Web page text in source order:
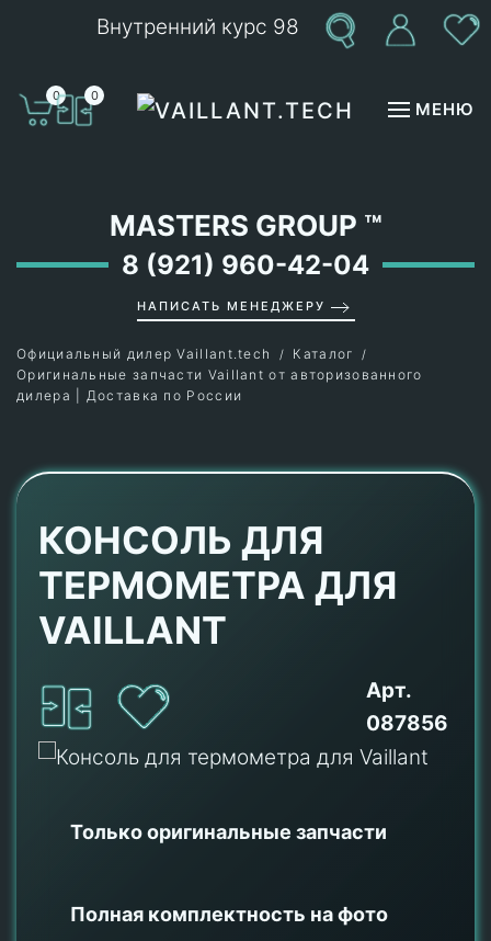
Внутренний курс 98
0 0
МЕНЮ
MASTERS GROUP ™
8 (921) 960-42-04
НАПИСАТЬ МЕНЕДЖЕРУ
Официальный дилер Vaillant.tech
Каталог
Оригинальные запчасти Vaillant от авторизованного
дилера | Доставка по России
КОНСОЛЬ ДЛЯ
ТЕРМОМЕТРА ДЛЯ
VAILLANT
Арт.
087856
Только оригинальные запчасти
Полная комплектность на фото